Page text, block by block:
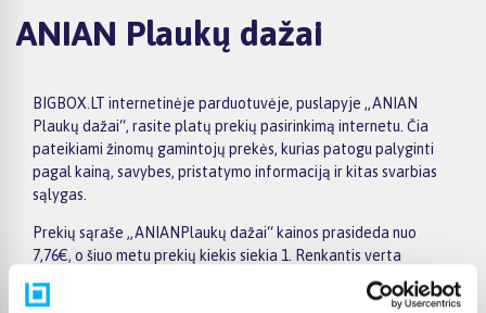
ANIAN Plaukų dažai
BIGBOX.LT internetinėje parduotuvėje, puslapyje „ANIAN
Plaukų dažai“, rasite platų prekių pasirinkimą internetu. Čia
pateikiami žinomų gamintojų prekės, kurias patogu palyginti
pagal kainą, savybes, pristatymo informaciją ir kitas svarbias
sąlygas.
Prekių sąraše „ANIANPlaukų dažai“ kainos prasideda nuo
7,76€, o šiuo metu prekių kiekis siekia 1. Renkantis verta
atkreipti dėmesį į taikomas akcijas, specialius pasiūlymus,
techninius parametrus bei papildomas pirkimo sąlygas, kad